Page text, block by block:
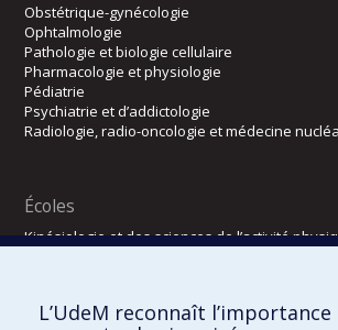
Obstétrique-gynécologie
Ophtalmologie
Pathologie et biologie cellulaire
Pharmacologie et physiologie
Pédiatrie
Psychiatrie et d’addictologie
Radiologie, radio-oncologie et médecine
Écoles
Kinésiologie et des sciences de l’activité
L’UdeM reconnaît l’importance